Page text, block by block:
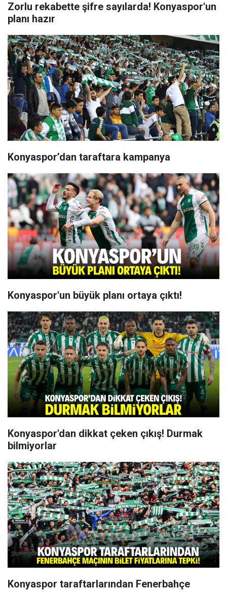
Zorlu rekabette şifre sayılarda! Konyaspor'un
planı hazır
Konyaspor’dan taraftara kampanya
Konyaspor'un büyük planı ortaya çıktı!
Konyaspor'dan dikkat çeken çıkış! Durmak
bilmiyorlar
Konyaspor taraftarlarından Fenerbahçe